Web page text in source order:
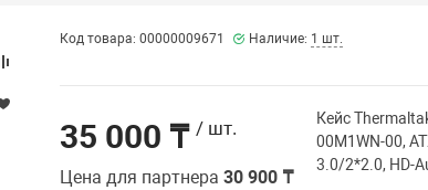
Код товара: 00000009671 Наличие: 1 шт.
35 000 ₸ / шт.
Цена для партнера30 900 ₸
Кейс
00M1WN-00,
3.0/2*2.0, HD-